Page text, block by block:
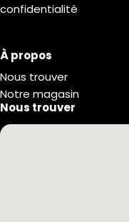
confidentialité
À propos
Nous trouver
Notre magasin
Nous trouver